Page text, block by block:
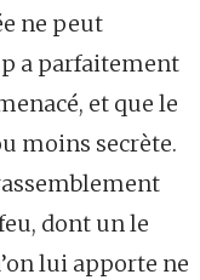
ne peut
a parfaitement
et que le
moins secrète.
dont un le
lui apporte ne